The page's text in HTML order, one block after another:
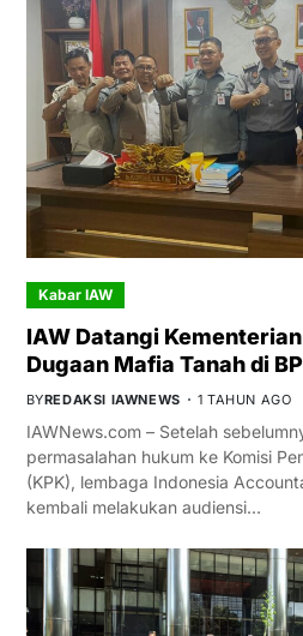
Kabar IAW
IAW Datangi
Dugaan Mafia Tanah di
BYREDAKSI IAWNEWS 1 TAHUN AGO
IAWNews.com – Setelah
permasalahan hukum ke Komisi
(KPK), lembaga Indonesia
kembali melakukan audiensi…